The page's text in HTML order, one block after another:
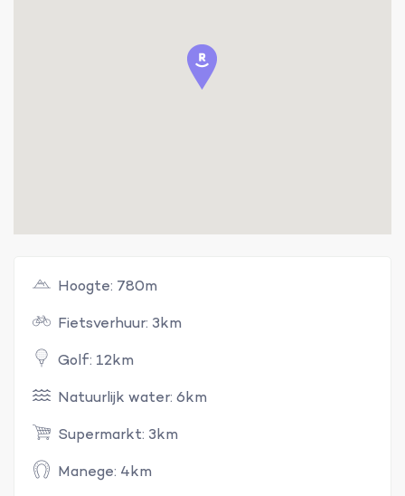
Hoogte: 780m
Fietsverhuur: 3km
Golf: 12km
Natuurlijk water: 6km
Supermarkt: 3km
Manege: 4km